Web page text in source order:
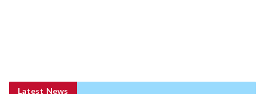
Latest News